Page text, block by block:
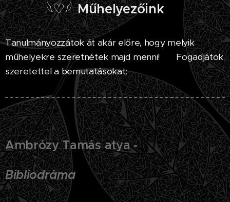
𓆩♡𓆪Műhelyezőink 🛠️
Tanulmányozzátok át akár előre, hogy melyik
műhelyekre szeretnétek majd menni! 😉 Fogadjátok
szeretettel a bemutatásokat:
Ambrózy Tamás atya -
Bibliodráma